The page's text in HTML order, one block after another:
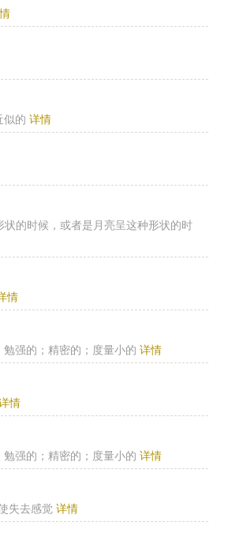
似的 详情
状的时候，或者是月亮呈这种形状的时
情
强的；精密的；度量小的 详情
情
强的；精密的；度量小的 详情
失去感觉 详情